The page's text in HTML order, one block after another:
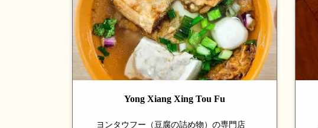
Yong Xiang Xing Tou Fu
ヨンタウフー（豆腐の詰め物）の専門店